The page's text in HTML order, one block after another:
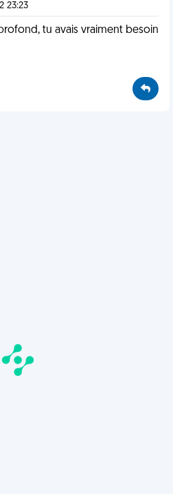
23:23
tu avais vraiment besoin